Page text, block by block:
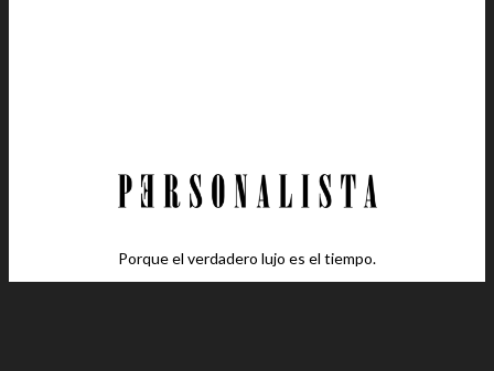
Porque el verdadero lujo es el tiempo.